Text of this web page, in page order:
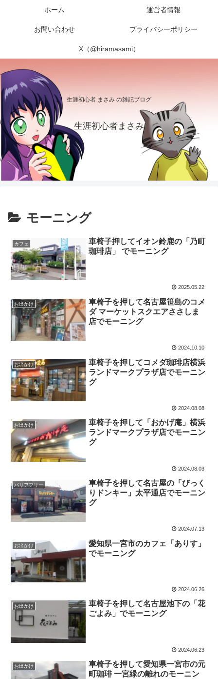
生涯初心者 まさみ の雑記ブログ
生涯初心者まさみ
ホーム 運営者情報
お問い合わせ プライバシーポリシー
X（@hiramasami）
モーニング
カフェ
車椅子押してイオン鈴鹿の「乃町
珈琲店」 でモーニング
2025.05.22
お出かけ
車椅子を押して名古屋笹島のコメ
ダ マーケットスクエアささしま
店でモーニング
2024.10.10
お出かけ
車椅子を押してコメダ珈琲店横浜
ランドマークプラザ店でモーニン
グ
2024.08.08
お出かけ
車椅子を押して「おかげ庵」横浜
ランドマークプラザ店でモーニン
グ
2024.08.03
バリアフリー
車椅子を押して名古屋の「びっく
りドンキー」太平通店でモーニン
グ
2024.07.13
お出かけ
愛知県一宮市のカフェ「ありす」
でモーニング
2024.06.26
お出かけ
車椅子を押して名古屋池下の「花
ごよみ」でモーニング
2024.06.23
お出かけ
車椅子を押して愛知県一宮市の元
町珈琲 一宮緑の離れのモーニン